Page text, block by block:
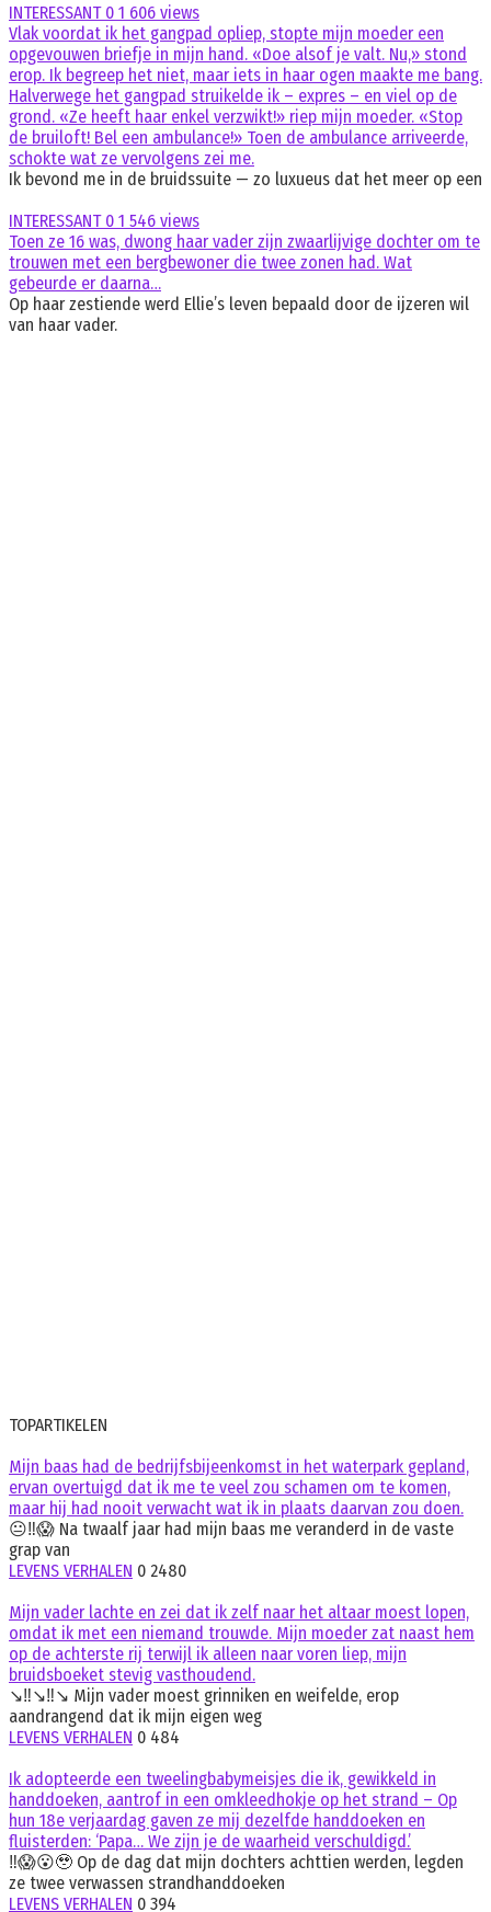
INTERESSANT0 1 606 views
Vlak voordat ik het gangpad opliep, stopte mijn moeder een
opgevouwen briefje in mijn hand. «Doe alsof je valt. Nu,» stond
erop. Ik begreep het niet, maar iets in haar ogen maakte me bang.
Halverwege het gangpad struikelde ik – expres – en viel op de
grond. «Ze heeft haar enkel verzwikt!» riep mijn moeder. «Stop
de bruiloft! Bel een ambulance!» Toen de ambulance arriveerde,
schokte wat ze vervolgens zei me.
Ik bevond me in de bruidssuite — zo luxueus dat het meer op een
INTERESSANT0 1 546 views
Toen ze 16 was, dwong haar vader zijn zwaarlijvige dochter om te
trouwen met een bergbewoner die twee zonen had. Wat
gebeurde er daarna…
Op haar zestiende werd Ellie’s leven bepaald door de ijzeren wil
van haar vader.
TOPARTIKELEN
Mijn baas had de bedrijfsbijeenkomst in het waterpark gepland,
ervan overtuigd dat ik me te veel zou schamen om te komen,
maar hij had nooit verwacht wat ik in plaats daarvan zou doen.
😐‼️😱 Na twaalf jaar had mijn baas me veranderd in de vaste
grap van
LEVENS VERHALEN 0 2480
Mijn vader lachte en zei dat ik zelf naar het altaar moest lopen,
omdat ik met een niemand trouwde. Mijn moeder zat naast hem
op de achterste rij terwijl ik alleen naar voren liep, mijn
bruidsboeket stevig vasthoudend.
↘️‼️↘️‼️↘️ Mijn vader moest grinniken en weifelde, erop
aandrangend dat ik mijn eigen weg
LEVENS VERHALEN 0 484
Ik adopteerde een tweelingbabymeisjes die ik, gewikkeld in
handdoeken, aantrof in een omkleedhokje op het strand – Op
hun 18e verjaardag gaven ze mij dezelfde handdoeken en
fluisterden: ‘Papa… We zijn je de waarheid verschuldigd.’
‼️😱😮🥹 Op de dag dat mijn dochters achttien werden, legden
ze twee verwassen strandhanddoeken
LEVENS VERHALEN 0 394